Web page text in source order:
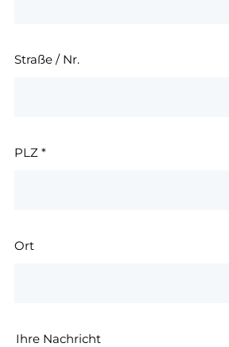
Straße / Nr.
PLZ *
Ort
Ihre Nachricht